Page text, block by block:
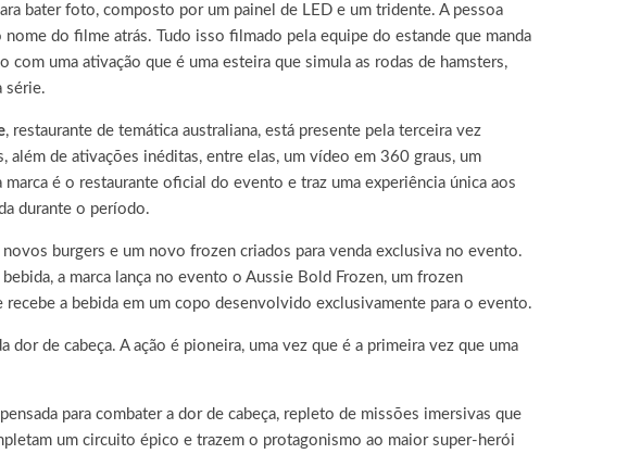
bater foto, composto por um painel de LED e um tridente. A pessoa
do filme atrás. Tudo isso filmado pela equipe do estande que manda
uma ativação que é uma esteira que simula as rodas de hamsters,
série.
, restaurante de temática australiana, está presente pela terceira vez
de ativações inéditas, entre elas, um vídeo em 360 graus, um
é o restaurante oficial do evento e traz uma experiência única aos
durante o período.
burgers e um novo frozen criados para venda exclusiva no evento.
a marca lança no evento o Aussie Bold Frozen, um frozen
a bebida em um copo desenvolvido exclusivamente para o evento.
de cabeça. A ação é pioneira, uma vez que é a primeira vez que uma
para combater a dor de cabeça, repleto de missões imersivas que
um circuito épico e trazem o protagonismo ao maior super-herói